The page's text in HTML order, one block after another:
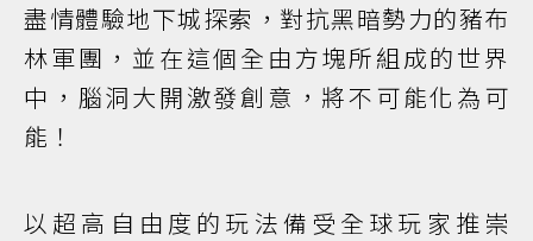
盡情體驗地下城探索，對抗黑暗勢力的豬布
林軍團，並在這個全由方塊所組成的世界
中，腦洞大開激發創意，將不可能化為可
能！
以超高自由度的玩法備受全球玩家推崇